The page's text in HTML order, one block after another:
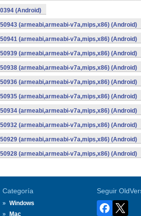
(Android)
(armeabi,armeabi-v7a,mips,x86) (Android)
(armeabi,armeabi-v7a,mips,x86) (Android)
(armeabi,armeabi-v7a,mips,x86) (Android)
(armeabi,armeabi-v7a,mips,x86) (Android)
(armeabi,armeabi-v7a,mips,x86) (Android)
(armeabi,armeabi-v7a,mips,x86) (Android)
(armeabi,armeabi-v7a,mips,x86) (Android)
(armeabi,armeabi-v7a,mips,x86) (Android)
(armeabi,armeabi-v7a,mips,x86) (Android)
(armeabi,armeabi-v7a,mips,x86) (Android)
Categoría
Windows
Mac
Seguir